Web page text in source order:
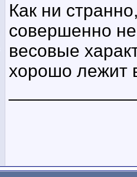
Как ни
совершенно
весовые
хорошо лежит